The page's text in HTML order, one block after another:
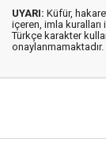
UYARI: Küfür,
içeren, imla kuralları
Türkçe karakter
onaylanmamaktadır.